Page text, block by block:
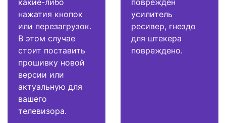
нажатия кнопок
или перезагрузок.
В этом случае
стоит поставить
прошивку новой
версии или
актуальную для
вашего
телевизора.
усилитель
ресивер, гнездо
для штекера
повреждено.